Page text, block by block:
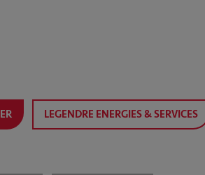
LEGENDRE ENERGIES & SERVICES